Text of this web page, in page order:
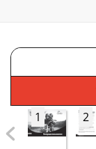
1
2